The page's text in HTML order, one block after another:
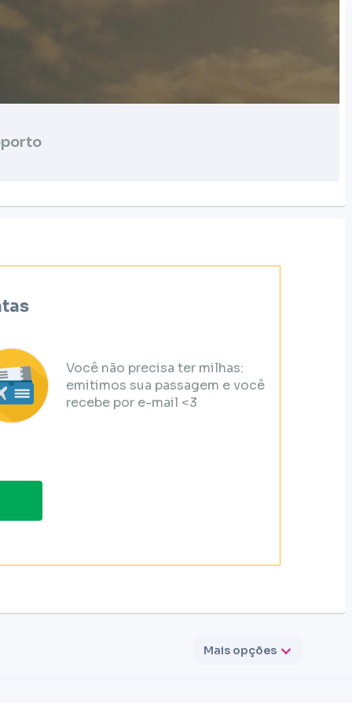
Você não precisa ter milhas:
emitimos sua passagem e você
recebe por e-mail <3
Mais opções